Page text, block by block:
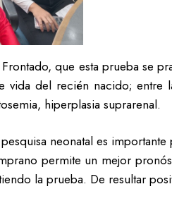
que esta prueba se
vida del recién nacido; entre
hiperplasia suprarenal.
neonatal es
permite un mejor
la prueba. De resultar